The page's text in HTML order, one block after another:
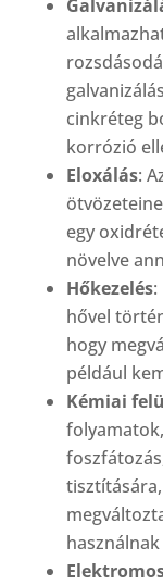
cinkréteg
korrózió
Eloxálás:
egy
növelve
Hőkezelés:
hővel
hogy
például
Kémiai